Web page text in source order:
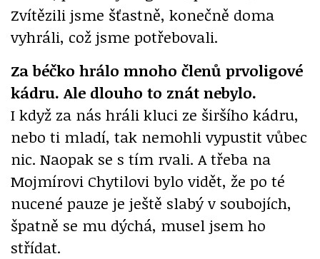
Zvítězili jsme šťastně, konečně doma
vyhráli, což jsme potřebovali.
Za béčko hrálo mnoho členů prvoligové
kádru. Ale dlouho to znát nebylo.
I když za nás hráli kluci ze širšího kádru,
nebo ti mladí, tak nemohli vypustit vůbec
nic. Naopak se s tím rvali. A třeba na
Mojmírovi Chytilovi bylo vidět, že po té
nucené pauze je ještě slabý v soubojích,
špatně se mu dýchá, musel jsem ho
střídat.